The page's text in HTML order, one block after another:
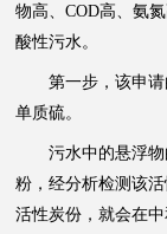
物高、COD高、氨
酸性污水。
第一步，该申请
单质硫。
污水中的悬浮物
粉，经分析检测该
活性炭份，就会在